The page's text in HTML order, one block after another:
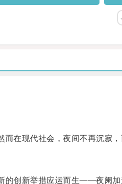
在现代社会，夜间不再沉寂，
创新举措应运而生——夜阑加